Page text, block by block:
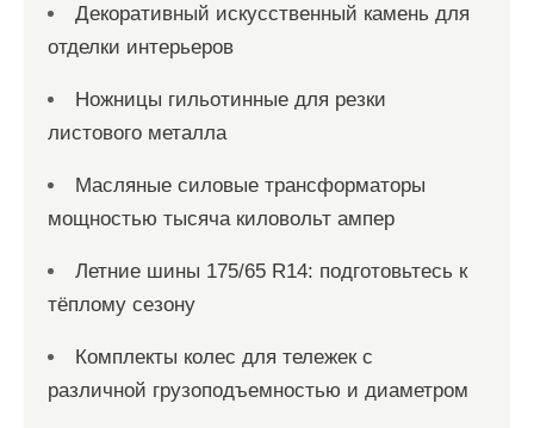
Декоративный искусственный камень для
отделки интерьеров
Ножницы гильотинные для резки
листового металла
Масляные силовые трансформаторы
мощностью тысяча киловольт ампер
Летние шины 175/65 R14: подготовьтесь к
тёплому сезону
Комплекты колес для тележек с
различной грузоподъемностью и диаметром